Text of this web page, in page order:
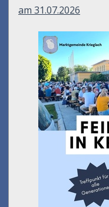
am 31.07.2026